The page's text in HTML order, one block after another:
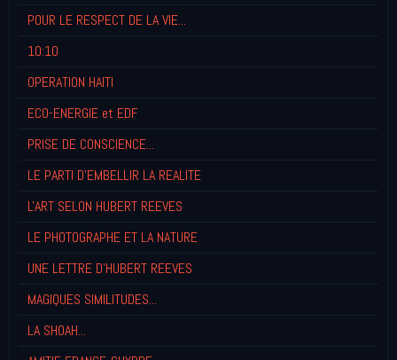
POUR LE RESPECT DE LA VIE...
10:10
OPERATION HAITI
ECO-ENERGIE et EDF
PRISE DE CONSCIENCE...
LE PARTI D'EMBELLIR LA REALITE
L'ART SELON HUBERT REEVES
LE PHOTOGRAPHE ET LA NATURE
UNE LETTRE D'HUBERT REEVES
MAGIQUES SIMILITUDES...
LA SHOAH...